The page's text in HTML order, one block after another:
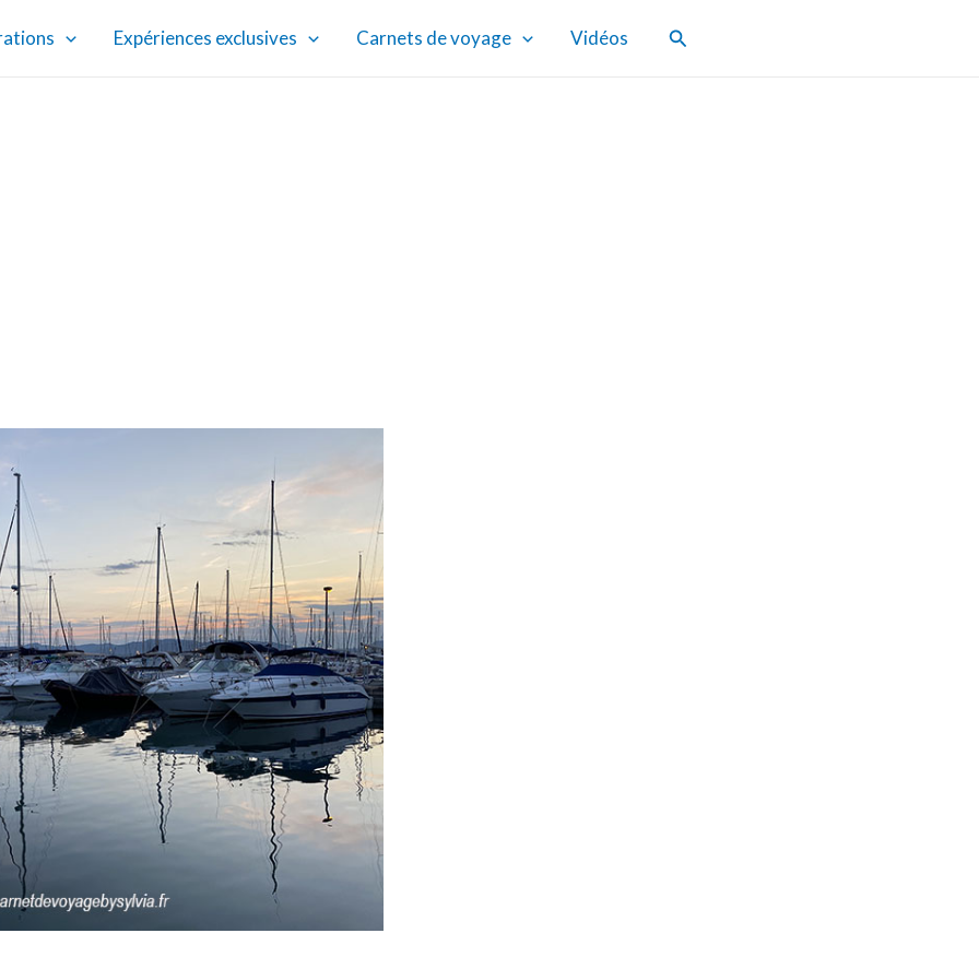
Expériences exclusives Carnets de voyage Vidéos Rechercher